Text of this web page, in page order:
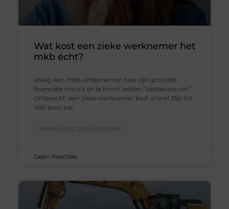
Wat kost een zieke werknemer het
mkb écht?
Vraag een mkb-ondernemer naar zijn grootste
financiële risico’s en je hoort zelden “ziekteverzuim”.
Onterecht: een zieke werknemer kost al snel 250 tot
400 euro per
BANEN EN OPLEIDINGEN
Geen Reacties